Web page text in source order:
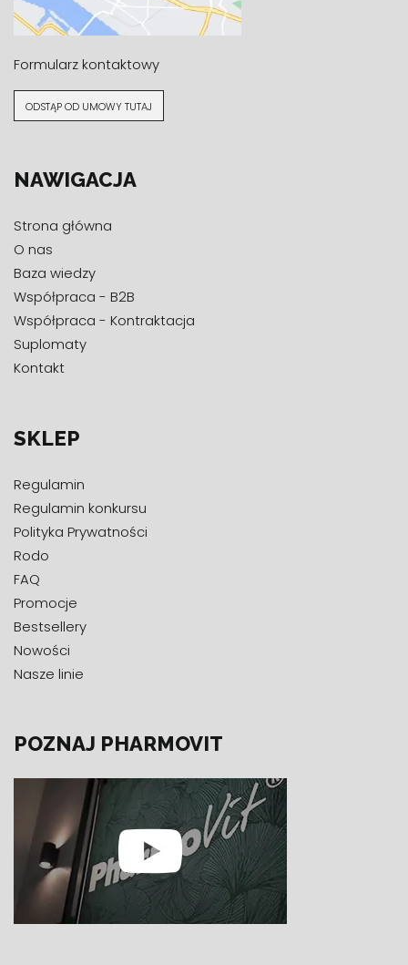
Formularz kontaktowy
ODSTĄP OD UMOWY TUTAJ
NAWIGACJA
Strona główna
O nas
Baza wiedzy
Współpraca - B2B
Współpraca - Kontraktacja
Suplomaty
Kontakt
SKLEP
Regulamin
Regulamin konkursu
Polityka Prywatności
Rodo
FAQ
Promocje
Bestsellery
Nowości
Nasze linie
POZNAJ PHARMOVIT